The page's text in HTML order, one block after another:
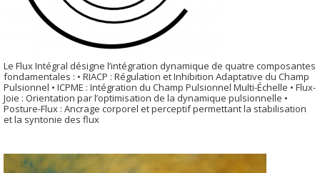
Le Flux Intégral désigne l’intégration dynamique de quatre composantes
fondamentales : • RIACP : Régulation et Inhibition Adaptative du Champ
Pulsionnel • ICPME : Intégration du Champ Pulsionnel Multi-Échelle • Flux-
Joie : Orientation par l’optimisation de la dynamique pulsionnelle •
Posture-Flux : Ancrage corporel et perceptif permettant la stabilisation
et la syntonie des flux